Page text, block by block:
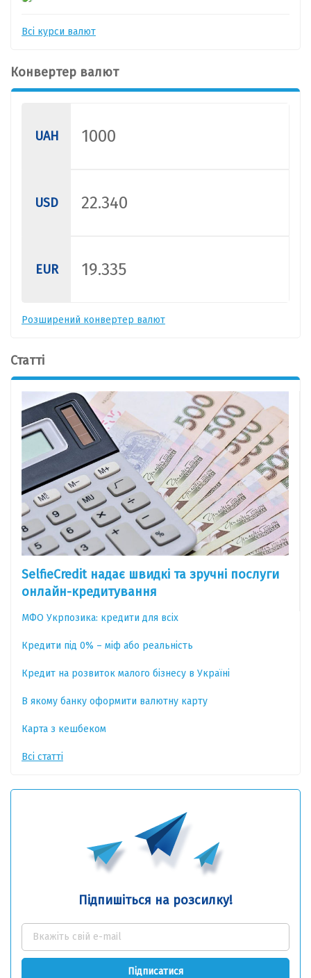
Всі курси валют
Конвертер валют
UAH
USD
EUR
Розширений конвертер валют
Статті
SelfieCredit надає швидкі та зручні послуги
онлайн-кредитування
МФО Укрпозика: кредити для всіх
Кредити під 0% – міф або реальність
Кредит на розвиток малого бізнесу в Україні
В якому банку оформити валютну карту
Карта з кешбеком
Всі статті
Підпишіться на розсилку!
Підписатися